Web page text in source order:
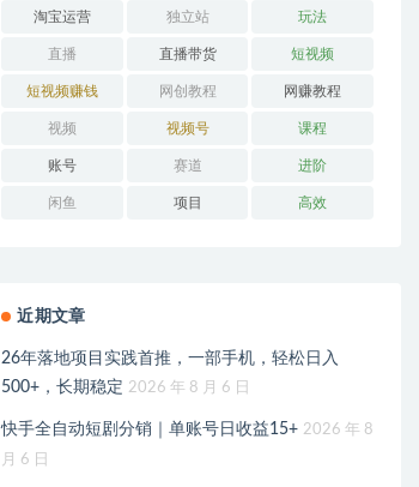
淘宝运营 独立站 玩法
直播 直播带货 短视频
短视频赚钱 网创教程 网赚教程
视频 视频号 课程
账号 赛道 进阶
闲鱼 项目 高效
近期文章
26年落地项目实践首推，一部手机，轻松日入
500+，长期稳定 2026 年 8 月 6 日
快手全自动短剧分销｜单账号日收益15+ 2026 年 8
月 6 日